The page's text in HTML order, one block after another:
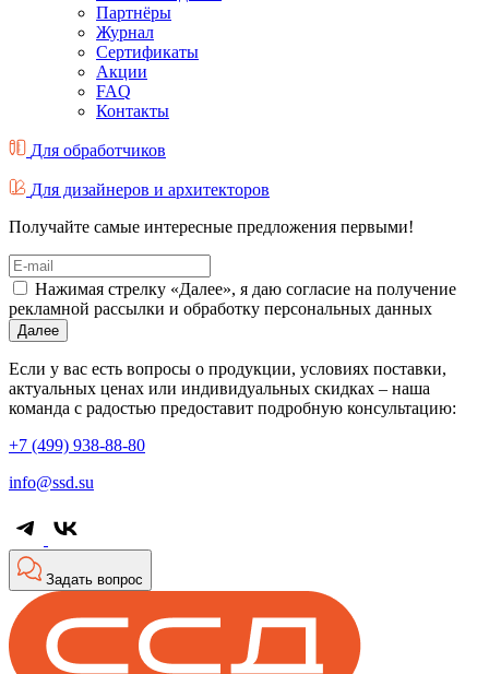
Партнёры
Журнал
Cертификаты
Акции
FAQ
Контакты
Для обработчиков
Для дизайнеров и архитекторов
Получайте самые интересные предложения первыми!
Нажимая стрелку «Далее», я даю согласие на получение
рекламной рассылки и обработку персональных данных
Далее
Если у вас есть вопросы о продукции, условиях поставки,
актуальных ценах или индивидуальных скидках – наша
команда с радостью предоставит подробную консультацию:
+7 (499) 938-88-80
info@ssd.su
Задать вопрос